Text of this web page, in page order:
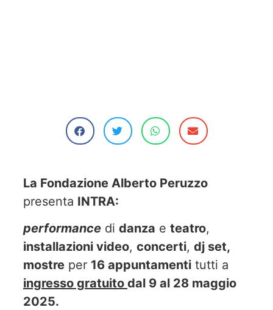
La Fondazione Alberto Peruzzo
presenta INTRA:
performance di danza e teatro,
installazioni video, concerti, dj set,
mostre per 16 appuntamenti tutti a
ingresso gratuito dal 9 al 28 maggio
2025.